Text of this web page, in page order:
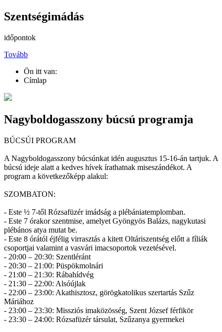
Szentségimádás
időpontok
Tovább
Ön itt van:
Címlap
Nagyboldogasszony búcsú programja
BÚCSÚI PROGRAM
A Nagyboldogasszony búcsúnkat idén augusztus 15-16-án tartjuk. A
búcsú ideje alatt a kedves hívek írathatnak miseszándékot. A
program a következőképp alakul:
SZOMBATON:
- Este ½ 7-től Rózsafüzér imádság a plébániatemplomban.
- Este 7 órakor szentmise, amelyet Gyöngyös Balázs, nagykutasi
plébános atya mutat be.
- Este 8 órától éjfélig virrasztás a kitett Oltáriszentség előtt a fíliák
csoportjai valamint a vasvári imacsoportok vezetésével.
- 20:00 – 20:30: Szentléránt
- 20:30 – 21:00: Püspökmolnári
- 21:00 – 21:30: Rábahídvég
- 21:30 – 22:00: Alsóújlak
- 22:00 – 23:00: Akathisztosz, görögkatolikus szertartás Szűz
Máriához
- 23:00 – 23:30: Missziós imaközösség, Szent József férfikör
- 23:30 – 24:00: Rózsafüzér társulat, Szűzanya gyermekei